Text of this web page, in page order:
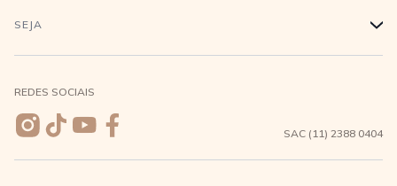
Meus pedidos
Wishlist
Compra Segura
Entrega e Frete
Trocas e Devoluções
SEJA +
REDES SOCIAIS
SAC (11) 2388 0404